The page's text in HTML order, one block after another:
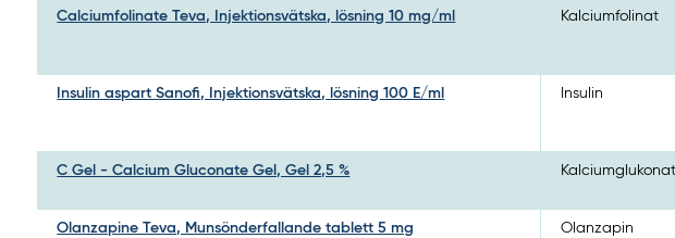
Calciumfolinate Teva, Injektionsvätska, lösning 10 mg/ml Kalciumfolinat
Insulin aspart Sanofi, Injektionsvätska, lösning 100 E/ml Insulin
C Gel - Calcium Gluconate Gel, Gel 2,5 % Kalciumglukonat
Olanzapine Teva, Munsönderfallande tablett 5 mg Olanzapin